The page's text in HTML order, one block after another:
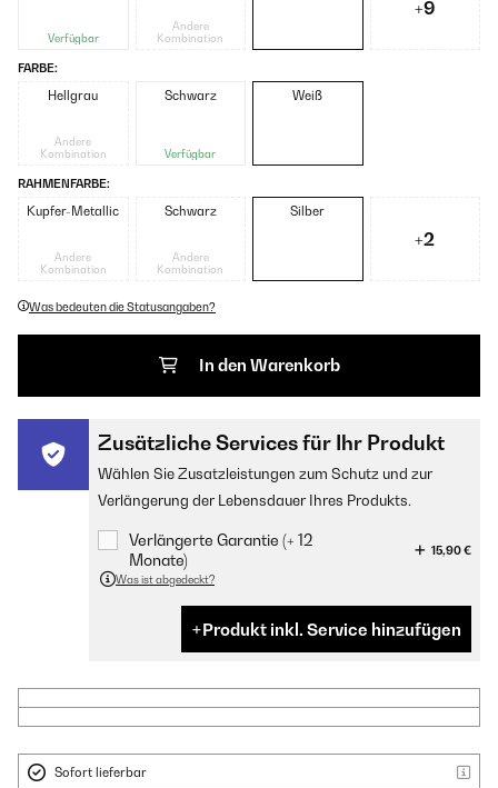
Verfügbar
Andere
Kombination
+9
FARBE:
Hellgrau
Andere
Kombination
Schwarz
Verfügbar
Weiß
RAHMENFARBE:
Kupfer-Metallic
Andere
Kombination
Schwarz
Andere
Kombination
Silber
+2
Was bedeuten die Statusangaben?
In den Warenkorb
Zusätzliche Services für Ihr Produkt
Wählen Sie Zusatzleistungen zum Schutz und zur
Verlängerung der Lebensdauer Ihres Produkts.
Verlängerte Garantie (+ 12
Monate)
15,90 €
Was ist abgedeckt?
Produkt inkl. Service hinzufügen
Sofort lieferbar